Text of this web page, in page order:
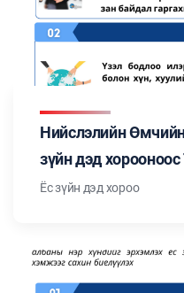
Нийслэлийн
зүйн дэд
ёс зүйн тухай
байна. Цуврал №4
Ёс зүйн дэд хороо